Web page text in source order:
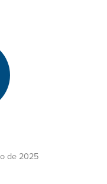
de 2025